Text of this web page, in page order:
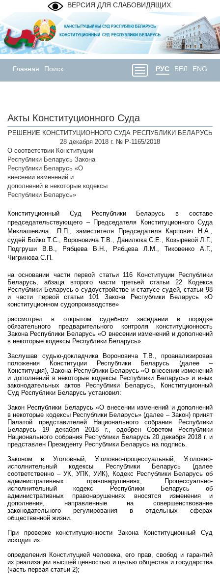
ВЕРСИЯ ДЛЯ СЛАБОВИДЯЩИХ.
Главная Поиск РУС БЕЛ ENG
Акты Конституционного Суда
РЕШЕНИЕ КОНСТИТУЦИОННОГО СУДА РЕСПУБЛИКИ БЕЛАРУСЬ
28 декабря 2018 г. № Р-1165/2018
О соответствии Конституции
Республики Беларусь Закона
Республики Беларусь «О
внесении изменений и
дополнений в некоторые кодексы
Республики Беларусь»
Конституционный Суд Республики Беларусь в составе
председательствующего – Председателя Конституционного Суда
Миклашевича П.П., заместителя Председателя Карпович Н.А.,
судей Бойко Т.С., Вороновича Т.В., Данилюка С.Е., Козыревой Л.Г.,
Подгруши В.В., Рябцева В.Н., Рябцева Л.М., Тиковенко А.Г.,
Чигринова С.П.
на основании части первой статьи 116 Конституции Республики
Беларусь, абзаца второго части третьей статьи 22 Кодекса
Республики Беларусь о судоустройстве и статусе судей, статьи 98
и части первой статьи 101 Закона Республики Беларусь «О
конституционном судопроизводстве»
рассмотрел в открытом судебном заседании в порядке
обязательного предварительного контроля конституционность
Закона Республики Беларусь «О внесении изменений и дополнений
в некоторые кодексы Республики Беларусь».
Заслушав судью-докладчика Вороновича Т.В., проанализировав
положения Конституции Республики Беларусь (далее –
Конституция), Закона Республики Беларусь«О внесении изменений
и дополнений в некоторые кодексы Республики Беларусь»и иных
законодательных актов Республики Беларусь, Конституционный
Суд Республики Беларусь установил:
Закон Республики Беларусь«О внесении изменений и дополнений
в некоторые кодексы Республики Беларусь» (далее – Закон) принят
Палатой представителей Национального собрания Республики
Беларусь 19 декабря 2018 г., одобрен Советом Республики
Национального собрания Республики Беларусь 20 декабря 2018 г. и
представлен Президенту Республики Беларусь на подпись.
Законом в Уголовный, Уголовно-процессуальный, Уголовно-
исполнительный кодексы Республики Беларусь (далее
соответственно – УК, УПК, УИК), Кодекс Республики Беларусь об
административных правонарушениях, Процессуально-
исполнительный кодекс Республики Беларусь об
административных правонарушениях вносятся изменения и
дополнения, направленные на совершенствование
законодательного регулирования в отдельных сферах
общественной жизни.
При проверке конституционности Закона Конституционный Суд
исходит из:
определения Конституцией человека, его прав, свобод и гарантий
их реализации высшей ценностью и целью общества и государства
(часть первая статьи 2);